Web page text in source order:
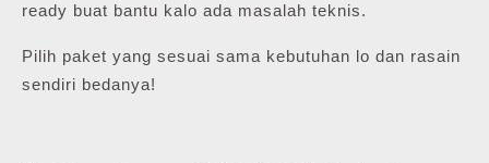
ready buat bantu kalo ada masalah teknis.
Pilih paket yang sesuai sama kebutuhan lo dan rasain
sendiri bedanya!